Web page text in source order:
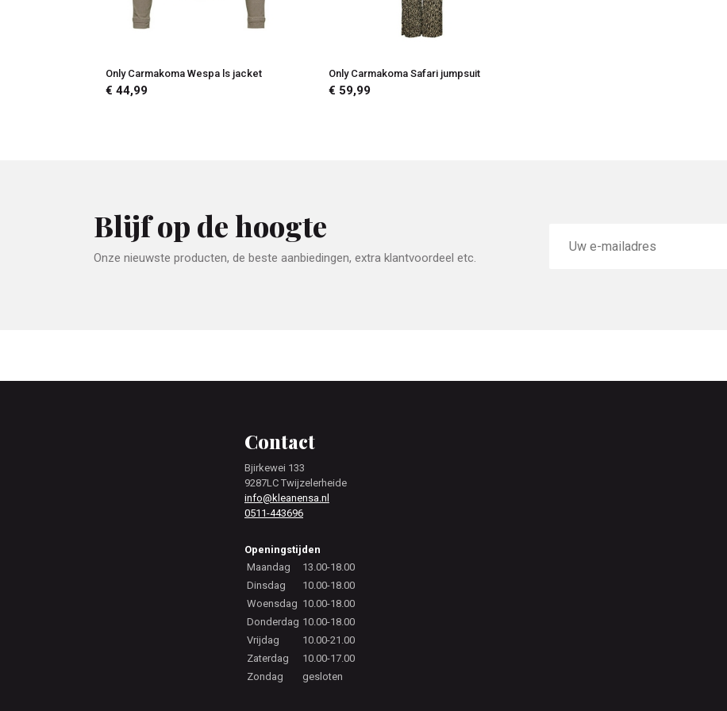
Only Carmakoma Wespa ls jacket
€ 44,99
Only Carmakoma Safari jumpsuit
€ 59,99
Blijf op de hoogte
Onze nieuwste producten, de beste aanbiedingen, extra klantvoordeel etc.
mailadres
Contact
Bjirkewei 133
9287LC Twijzelerheide
info@kleanensa.nl
0511-443696
Openingstijden
Maandag
13.00-18.00
Dinsdag
10.00-18.00
Woensdag 10.00-18.00
Donderdag 10.00-18.00
Vrijdag
10.00-21.00
Zaterdag
10.00-17.00
Zondag
gesloten